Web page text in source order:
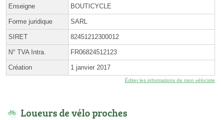
Enseigne BOUTICYCLE
Forme juridique SARL
SIRET 82451212300012
N° TVA Intra. FR06824512123
Création 1 janvier 2017
Éditer les informations de mon vélociste
Loueurs de vélo proches